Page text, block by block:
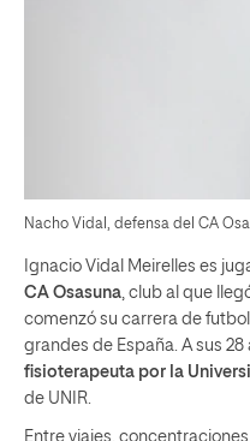
Nacho Vidal, defensa del CA
Ignacio Vidal Meirelles es
CA Osasuna , club al que
comenzó su carrera de
grandes de España. A sus
fisioterapeuta por la
de UNIR.
Entre viajes,